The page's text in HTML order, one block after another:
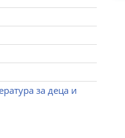
за деца и